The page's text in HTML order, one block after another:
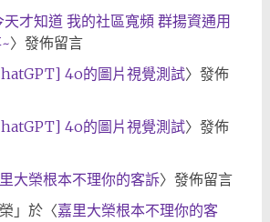
天才知道 我的社區寬頻 群揚資通用
〉發佈留言
4o的圖片視覺測試〉發佈
4o的圖片視覺測試〉發佈
大榮根本不理你的客訴〉發佈留言
」於〈嘉里大榮根本不理你的客